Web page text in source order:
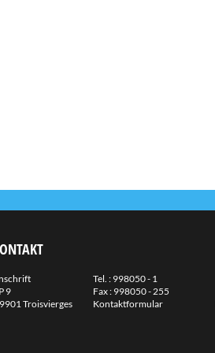
9
Troisvierges
Tel. : 998050 - 1
Fax : 998050 - 255
Kontaktformular